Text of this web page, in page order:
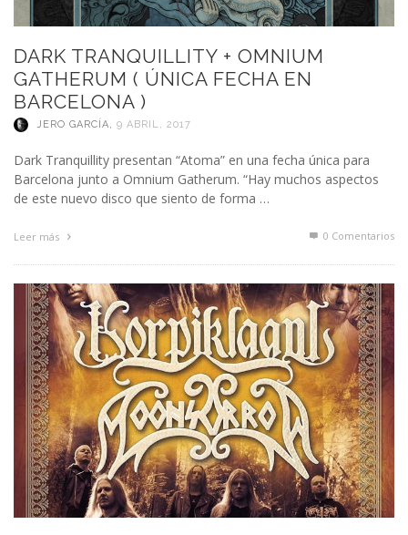
DARK TRANQUILLITY + OMNIUM
GATHERUM ( ÚNICA FECHA EN
BARCELONA )
JERO GARCÍA, 9 ABRIL, 2017
Dark Tranquillity presentan “Atoma” en una fecha única para
Barcelona junto a Omnium Gatherum. “Hay muchos aspectos
de este nuevo disco que siento de forma …
Leer más 0 Comentarios